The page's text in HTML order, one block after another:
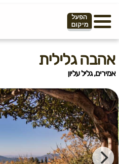
הפעל
מיקום
אהבה גלילית
אמירים, גליל עליון